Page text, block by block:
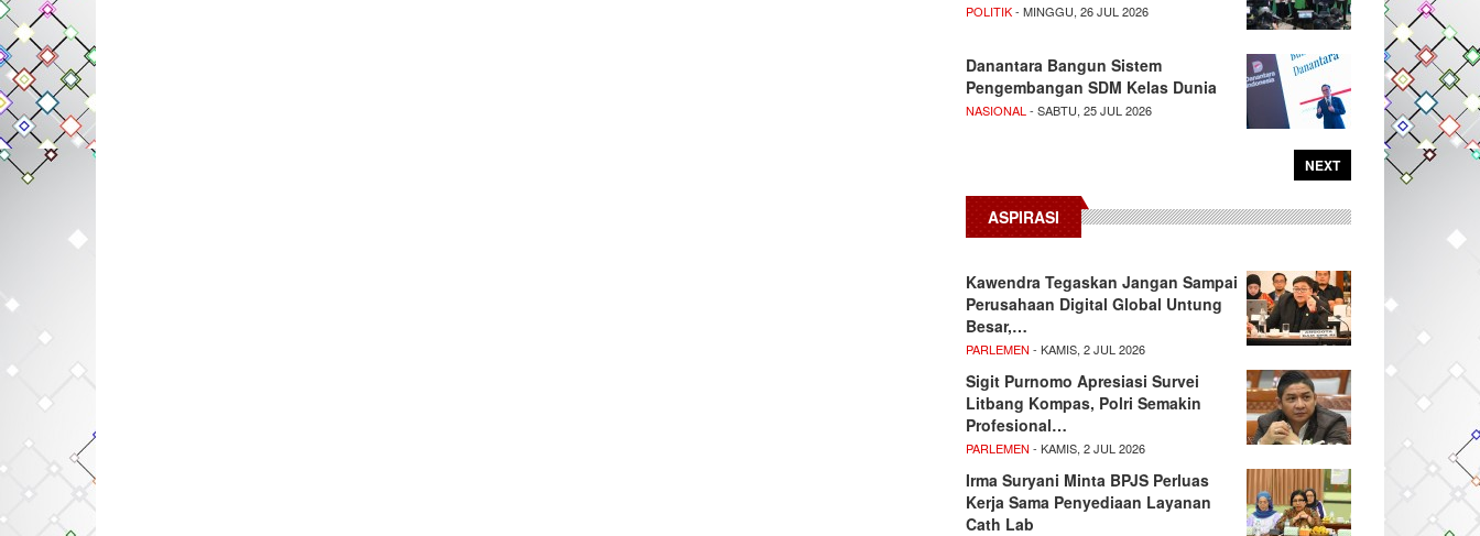
POLITIK- MINGGU, 26 JUL 2026
Danantara Bangun Sistem
Pengembangan SDM Kelas Dunia
NASIONAL - SABTU, 25 JUL 2026
NEXT
ASPIRASI
Kawendra Tegaskan Jangan Sampai
Perusahaan Digital Global Untung
Besar,…
PARLEMEN - KAMIS, 2 JUL 2026
Sigit Purnomo Apresiasi Survei
Litbang Kompas, Polri Semakin
Profesional…
PARLEMEN - KAMIS, 2 JUL 2026
Irma Suryani Minta BPJS Perluas
Kerja Sama Penyediaan Layanan
Cath Lab